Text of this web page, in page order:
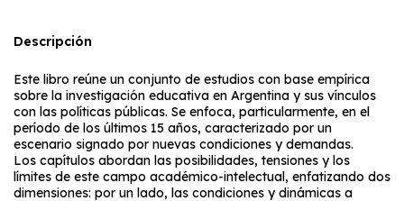
Descripción
Este libro reúne un conjunto de estudios con base empírica
sobre la investigación educativa en Argentina y sus vínculos
con las políticas públicas. Se enfoca, particularmente, en el
período de los últimos 15 años, caracterizado por un
escenario signado por nuevas condiciones y demandas.
Los capítulos abordan las posibilidades, tensiones y los
límites de este campo académico-intelectual, enfatizando dos
dimensiones: por un lado, las condiciones y dinámicas a